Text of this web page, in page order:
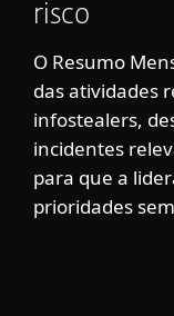
risco
O Resumo
das atividades
infostealers,
incidentes
para que a
prioridades